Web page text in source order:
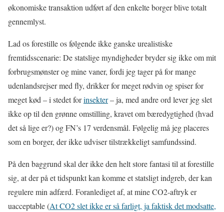
økonomiske transaktion udført af den enkelte borger blive totalt
gennemlyst.
Lad os forestille os følgende ikke ganske urealistiske
fremtidsscenarie: De statslige myndigheder bryder sig ikke om mit
forbrugsmønster og mine vaner, fordi jeg tager på for mange
udenlandsrejser med fly, drikker for meget rødvin og spiser for
meget kød – i stedet forinsekter– ja, med andre ord lever jeg slet
ikke op til den grønne omstilling, kravet om bæredygtighed (hvad
det så lige er?) og FN’s 17 verdensmål. Følgelig må jeg placeres
som en borger, der ikke udviser tilstrækkeligt samfundssind.
På den baggrund skal der ikke den helt store fantasi til at forestille
sig, at der på et tidspunkt kan komme et statsligt indgreb, der kan
regulere min adfærd. Foranlediget af, at mine CO2-aftryk er
uacceptable (At CO2 slet ikke er så farligt, ja faktisk det modsatte,